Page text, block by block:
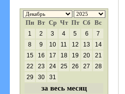
Пн Вт Ср Чт Пт Сб Вс
1 2 3 4 5 6
7
8
9 10 11 12 13
14
15
16 17 18 19 20
21
22
23 24 25 26 27
28
29
30 31
за весь месяц